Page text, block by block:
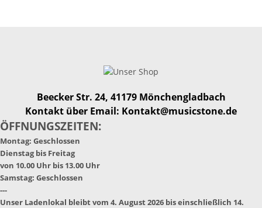
Beecker Str. 24, 41179 Mönchengladbach
Kontakt über Email: Kontakt@musicstone.de
ÖFFNUNGSZEITEN:
Montag: Geschlossen
Dienstag bis Freitag
von 10.00 Uhr bis 13.00 Uhr
Samstag: Geschlossen
---
Unser Ladenlokal bleibt vom 4. August 2026 bis einschließlich 14.